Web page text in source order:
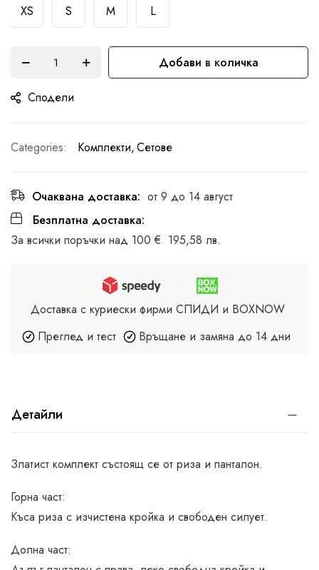
снимки
XS
S M L
Добави в количка
Сподели
Categories: Комплекти Сетове
Очаквана доставка: от 9 до 14 август
Безплатна доставка:
За всички поръчки над 100 € 195,58 лв.
Доставка с куриески фирми СПИДИ и BOXNOW
Преглед и тест
Връщане и замяна до 14 дни
Детайли
Златист комплект състоящ се от риза и панталон.
Горна част:
Къса риза с изчистена кройка и свободен силует.
Долна част: